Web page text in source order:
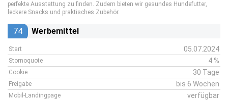
perfekte Ausstattung zu finden. Zudem bieten wir gesundes Hundefutter,
leckere Snacks und praktisches Zubehör.
74 Werbemittel
Start 05.07.2024
Stornoquote 4 %
Cookie 30 Tage
Freigabe bis 6 Wochen
Mobil-Landingpage verfügbar